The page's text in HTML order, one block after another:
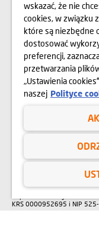
OPINIE
BLOG
Przedstawione na stronie
modele budynku mają
zagospodarowanie terenu
Zmianie nie ulegną istotne
wszelkich danych i
podlegają w szczególności
autorskim i prawach
Wykorzystywanie danych
wymaga każdorazowo
zapotrzebowania na w/w
marketing@domd.pl
Sąd Rejonowy dla Krakowa –
Krajowego Rejestru
KRS 0000952695 i NIP
wskazać, że nie
cookies, w związku
które są niezbędne
dostosować
preferencji,
przetwarzania
„Ustawienia
naszej Polityce